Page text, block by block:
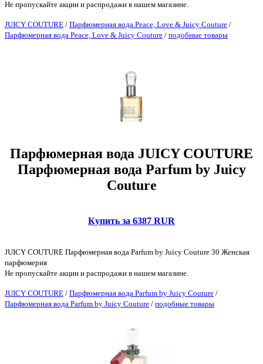
Не пропускайте акции и распродажи в нашем магазине.
JUICY COUTURE / Парфюмерная вода Peace, Love & Juicy Couture /
Парфюмерная вода Peace, Love & Juicy Couture / подобные товары
Парфюмерная вода JUICY COUTURE
Парфюмерная вода Parfum by Juicy
Couture
Купить за 6387 RUR
JUICY COUTURE Парфюмерная вода Parfum by Juicy Couture 30 Женская
парфюмерия
Не пропускайте акции и распродажи в нашем магазине.
JUICY COUTURE / Парфюмерная вода Parfum by Juicy Couture /
Парфюмерная вода Parfum by Juicy Couture / подобные товары